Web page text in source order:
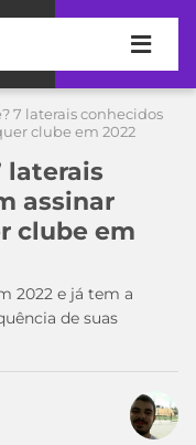
7 laterais conhecidos
clube em 2022
laterais
assinar
clube em
2022 e já tem a
de suas